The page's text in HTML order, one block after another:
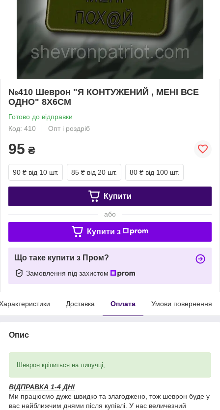
№410 Шеврон "Я КОНТУЖЕНИЙ , МЕНІ ВСЕ
ОДНО" 8Х6СМ
Готово до відправки
Код: 410
Опт і роздріб
95 ₴
90 ₴ від 10 шт. 85 ₴ від 20 шт. 80 ₴ від 100 шт.
Купити
або
Купити з
Що таке купити з Пром?
Замовлення під захистом
Доставка Оплата Умови повернення
Опис
Шеврон кріпиться на липучці;
ВІДПРАВКА 1-4 ДНІ
Ми працюємо дуже швидко та злагоджено, тож шеврон буде у
вас найближчим днями після купівлі. У нас величезний